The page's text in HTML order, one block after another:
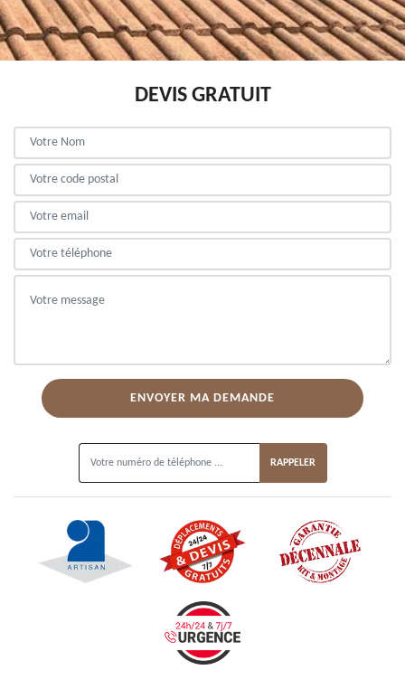
DEVIS GRATUIT